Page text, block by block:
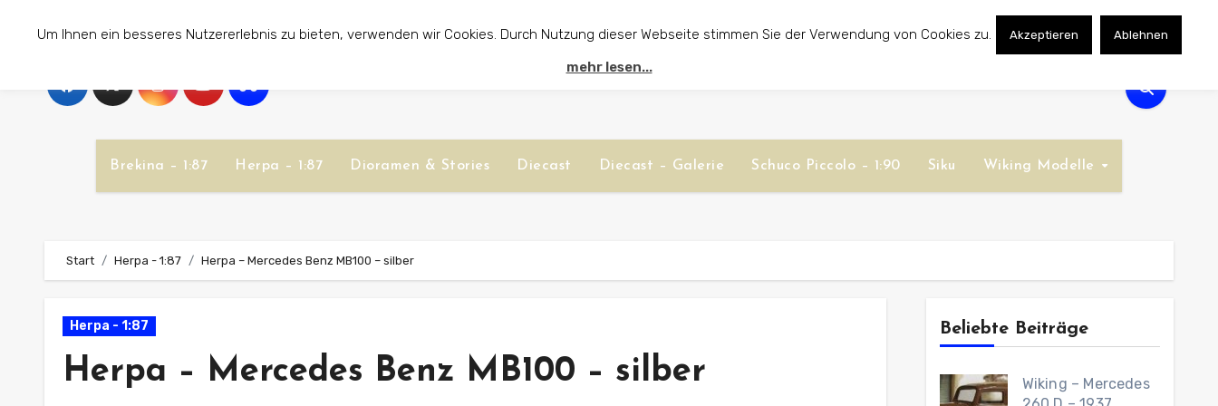
Inhalt
Brekina – 1:87 Herpa – 1:87 Dioramen & Stories Diecast Diecast – Galerie Schuco Piccolo – 1:90 Siku Wiking Modelle
Start Herpa - 1:87 Herpa – Mercedes Benz MB100 – silber
Herpa - 1:87
Herpa – Mercedes Benz MB100 – silber
Beliebte Beiträge
Wiking – Mercedes
Um Ihnen ein besseres Nutzererlebnis zu bieten, verwenden wir Cookies. Durch Nutzung dieser Webseite stimmen Sie der Verwendung von Cookies zu. Akzeptieren Ablehnen
mehr lesen...